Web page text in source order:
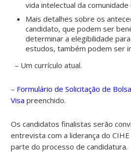
vida intelectual da comunidade
Mais detalhes sobre os
candidato, que podem ser
determinar a elegibilidade
estudos, também podem ser
– Um currículo atual.
– Formulário de Solicitação de
Visa preenchido.
Os candidatos finalistas serão
entrevista com a liderança do
parte do processo de candidatura.